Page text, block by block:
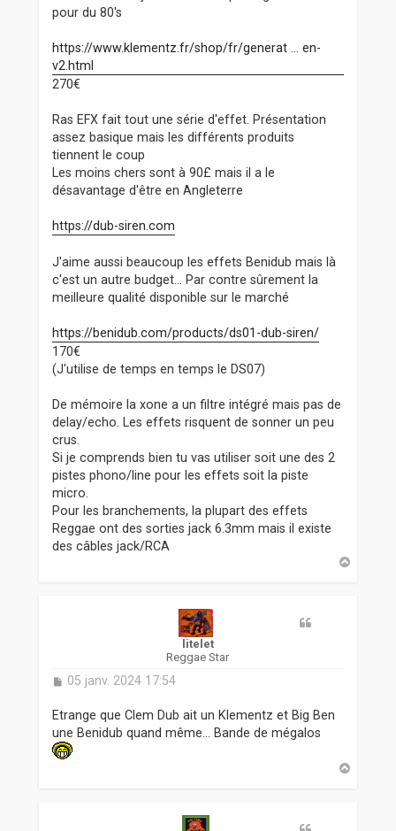
pour du 80's
https://www.klementz.fr/shop/fr/generat ... en-
v2.html
270€
Ras EFX fait tout une série d'effet. Présentation
assez basique mais les différents produits
tiennent le coup
Les moins chers sont à 90£ mais il a le
désavantage d'être en Angleterre
https://dub-siren.com
J'aime aussi beaucoup les effets Benidub mais là
c'est un autre budget... Par contre sûrement la
meilleure qualité disponible sur le marché
https://benidub.com/products/ds01-dub-siren/
170€
(J'utilise de temps en temps le DS07)
De mémoire la xone a un filtre intégré mais pas de
delay/echo. Les effets risquent de sonner un peu
crus.
Si je comprends bien tu vas utiliser soit une des 2
pistes phono/line pour les effets soit la piste
micro.
Pour les branchements, la plupart des effets
Reggae ont des sorties jack 6.3mm mais il existe
des câbles jack/RCA
litelet
Reggae Star
M
s
a
g
05 janv. 2024 17:54
Etrange que Clem Dub ait un Klementz et Big Ben
une Benidub quand même... Bande de mégalos